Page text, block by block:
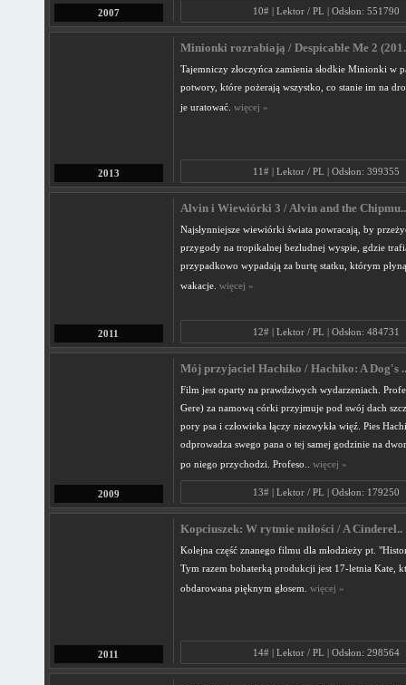
2007 10# | Lektor / PL | Odsłon: 551790
2013
Minionki rozrabiają / Despicable Me 2
Tajemniczy złoczyńca zamienia słodkie Minionki w
potwory, które pożerają wszystko, co stanie im na
je uratować. więcej »
11# | Lektor / PL | Odsłon: 399355
2011
Alvin i Wiewiórki 3 / Alvin and the Chipmu..
Najsłynniejsze wiewiórki świata powracają, by
przygody na tropikalnej bezludnej wyspie, gdzie
przypadkowo wypadają za burtę statku, którym
wakacje. więcej »
12# | Lektor / PL | Odsłon: 484731
2009
Mój przyjaciel Hachiko / Hachiko: A Dog's ..
Film jest oparty na prawdziwych wydarzeniach.
Gere) za namową córki przyjmuje pod swój dach
pory psa i człowieka łączy niezwykła więź. Pies
odprowadza swego pana o tej samej godzinie na
po niego przychodzi. Profeso.. więcej »
13# | Lektor / PL | Odsłon: 179250
2011
Kopciuszek: W rytmie miłości / A Cinderel..
Kolejna część znanego filmu dla młodzieży pt.
Tym razem bohaterką produkcji jest 17-letnia Kate,
obdarowana pięknym głosem. więcej »
14# | Lektor / PL | Odsłon: 298564